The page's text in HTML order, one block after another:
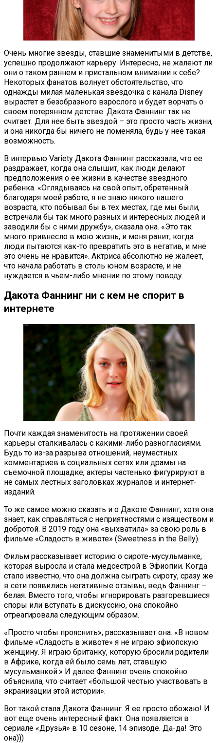
Очень многие звезды, ставшие знаменитыми в детстве,
успешно продолжают карьеру. Интересно, не жалеют ли
они о таком раннем и пристальном внимании к себе?
Некоторых фанатов волнует обстоятельство, что
однажды милая маленькая звездочка с канала Disney
вырастет в безобразного взрослого и будет ворчать о
своем потерянном детстве. Дакота Фаннинг так не
считает. Для нее быть звездой – это просто часть жизни,
и она никогда бы ничего не поменяла, будь у нее такая
возможность.
В интервью Variety Дакота Фаннинг рассказала, что ее
раздражает, когда она слышит, как люди делают
предположения о ее жизни в качестве звездного
ребенка. «Оглядываясь на свой опыт, обретенный
благодаря моей работе, я не знаю никого нашего
возраста, кто побывал бы в тех местах, где мы были,
встречали бы так много разных и интересных людей и
заводили бы с ними дружбу», сказала она. «Это так
много привнесло в мою жизнь, и меня ранит, когда
люди пытаются как-то превратить это в негатив, и мне
это очень не нравится». Актриса абсолютно не жалеет,
что начала работать в столь юном возрасте, и не
нуждается в чьем-либо мнении по этому поводу.
Дакота Фаннинг ни с кем не спорит в
интернете
Почти каждая знаменитость на протяжении своей
карьеры сталкивалась с какими-либо разногласиями.
Будь то из-за разрыва отношений, неуместных
комментариев в социальных сетях или драмы на
съемочной площадке, актеры частенько фигурируют в
не самых лестных заголовках журналов и интернет-
изданий.
То же самое можно сказать и о Дакоте Фаннинг, хотя она
знает, как справляться с неприятностями с изяществом и
добротой. В 2019 году она «выхватила» за свою роль в
фильме «Сладость в животе» (Sweetness in the Belly).
Фильм рассказывает историю о сироте-мусульманке,
которая выросла и стала медсестрой в Эфиопии. Когда
стало известно, что она должна сыграть сироту, сразу же
в сети появились негативные отзывы, ведь Фаннинг –
белая. Вместо того, чтобы игнорировать разгоревшиеся
споры или вступать в дискуссию, она спокойно
отреагировала следующим образом.
«Просто чтобы прояснить», рассказывает она. «В новом
фильме «Сладость в животе» я не играю эфиопскую
женщину. Я играю британку, которую бросили родители
в Африке, когда ей было семь лет, ставшую
мусульманкой.» И далее Фаннинг очень спокойно
объяснила, что считает «большой честью участвовать в
экранизации этой истории».
Вот такой стала Дакота Фаннинг. Я ее просто обожаю! И
вот еще очень интересный факт. Она появляется в
сериале «Друзья» в 10 сезоне, 14 эпизоде. Да-да! Это
она)))